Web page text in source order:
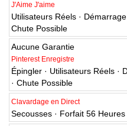
J'Aime J'aime
Utilisateurs Réels ·
Chute Possible
Aucune Garantie
Pinterest Enregistre
Épingler · Utilisateurs Réels ·
· Chute Possible
Clavardage en Direct
Secousses · Forfait 56